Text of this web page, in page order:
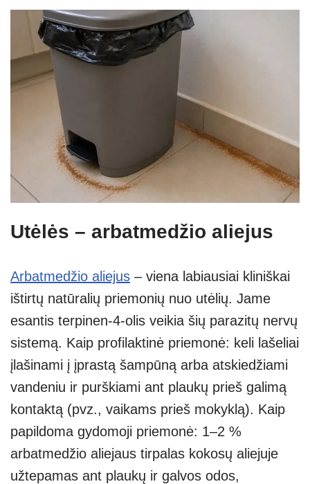
Utėlės – arbatmedžio aliejus
Arbatmedžio aliejus – viena labiausiai kliniškai
ištirtų natūralių priemonių nuo utėlių. Jame
esantis terpinen-4-olis veikia šių parazitų nervų
sistemą. Kaip profilaktinė priemonė: keli lašeliai
įlašinami į įprastą šampūną arba atskiedžiami
vandeniu ir purškiami ant plaukų prieš galimą
kontaktą (pvz., vaikams prieš mokyklą). Kaip
papildoma gydomoji priemonė: 1–2 %
arbatmedžio aliejaus tirpalas kokosų aliejuje
užtepamas ant plaukų ir galvos odos,